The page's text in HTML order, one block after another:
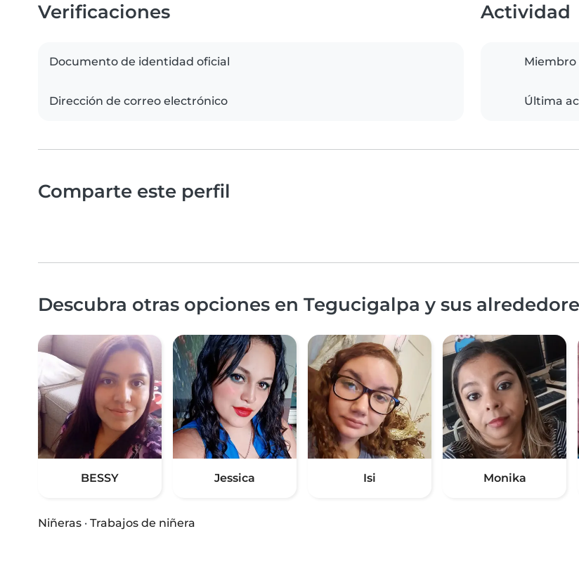
Verificaciones
Documento de identidad oficial
Dirección de correo electrónico
Actividad
Miembro
Última
Comparte este perfil
Descubra otras opciones en Tegucigalpa y sus
BESSY Jessica Isi Monika
Niñeras · Trabajos de niñera